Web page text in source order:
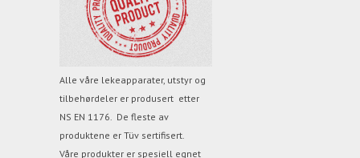
Alle våre lekeapparater, utstyr og
tilbehørdeler er produsert etter
NS EN 1176. De fleste av
produktene er Tüv sertifisert.
Våre produkter er spesiell egnet